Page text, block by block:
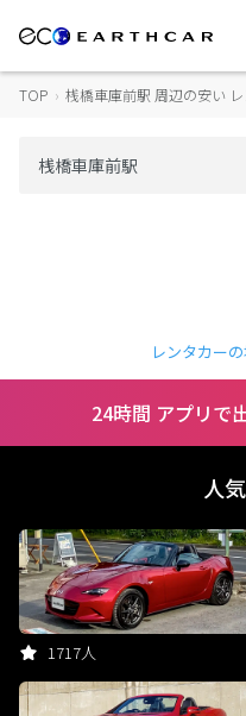
TOP › 桟橋車庫前駅 周辺の安い
レンタカー
24時間 アプリで
人
1717人